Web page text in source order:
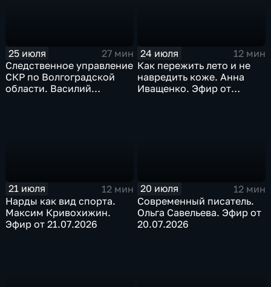
25 июля
27 мин
Следственное управление
СКР по Волгоградской
области. Василий
24 июля
12 мин
Как пережить лето и не
навредить коже. Анна
Иващенко. Эфир от
21 июля
12 мин
Нарды как вид спорта.
Максим Кривохижин.
Эфир от 21.07.2026
20 июля
12 мин
Современный писатель.
Ольга Савельева. Эфир от
20.07.2026